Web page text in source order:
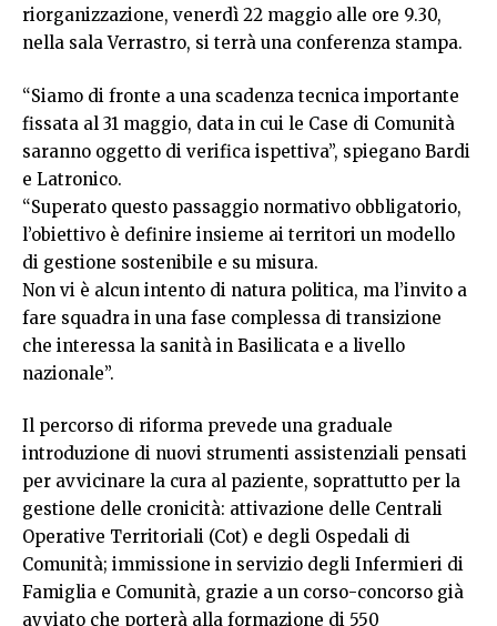
riorganizzazione, venerdì 22 maggio alle ore 9.30,
nella sala Verrastro, si terrà una conferenza stampa.
“Siamo di fronte a una scadenza tecnica importante
fissata al 31 maggio, data in cui le Case di Comunità
saranno oggetto di verifica ispettiva”, spiegano Bardi
e Latronico.
“Superato questo passaggio normativo obbligatorio,
l’obiettivo è definire insieme ai territori un modello
di gestione sostenibile e su misura.
Non vi è alcun intento di natura politica, ma l’invito a
fare squadra in una fase complessa di transizione
che interessa la sanità in Basilicata e a livello
nazionale”.
Il percorso di riforma prevede una graduale
introduzione di nuovi strumenti assistenziali pensati
per avvicinare la cura al paziente, soprattutto per la
gestione delle cronicità: attivazione delle Centrali
Operative Territoriali (Cot) e degli Ospedali di
Comunità; immissione in servizio degli Infermieri di
Famiglia e Comunità, grazie a un corso-concorso già
avviato che porterà alla formazione di 550